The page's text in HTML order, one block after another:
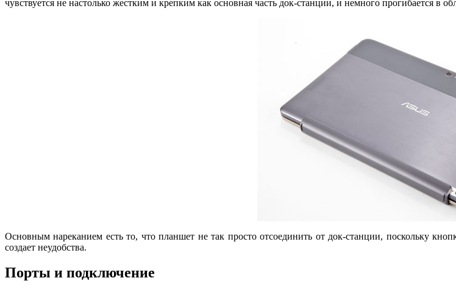
чувствуется не настолько жестким и крепким как основная часть док-станции, и немного прогибается в
Основным нареканием есть то, что планшет не так просто отсоединить от док-станции, поскольку
создает неудобства.
Порты и подключение